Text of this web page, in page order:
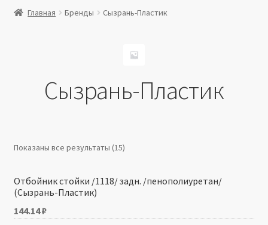
Политика в отношении обработки персональных
Главная Бренды Сызрань-Пластик
Сызрань-Пластик
Показаны все результаты (15)
Отбойник стойки /1118/ задн. /пенополиуретан/
(Сызрань-Пластик)
144.14₽